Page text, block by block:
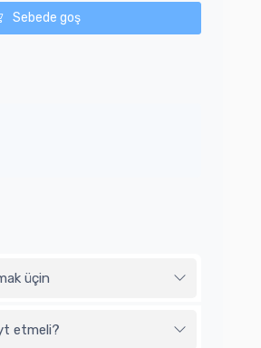
Sebede goş
üçin
etmeli?